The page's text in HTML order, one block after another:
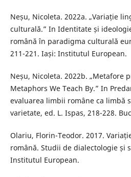
Neșu, Nicoleta. 2022a. „Variație
culturală.” In Identitate și
română în paradigma culturală
211-221. Iași: Institutul European.
Neșu, Nicoleta. 2022b. „Metafore
Metaphors We Teach By.” In
evaluarea limbii române ca limbă
varietate, ed. L. Ispas, 218-228.
Olariu, Florin-Teodor. 2017.
română. Studii de dialectologie și
Institutul European.